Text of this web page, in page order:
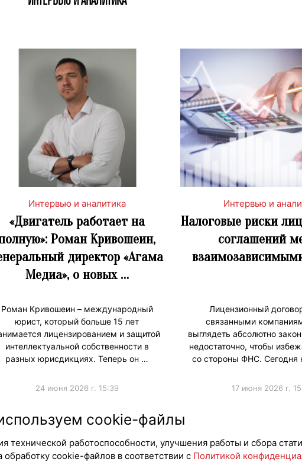
Интервью и аналитика
«Двигатель работает на
Роман Кривошеин,
директор «Агама
Медиа», о новых …
Роман Кривошеин – международный
юрист, который больше 15 лет
лицензированием и защитой
интеллектуальной собственности в
разных юрисдикциях. Теперь он …
24 июня 2026 г. 15:39
Интервью и
Налоговые риски
соглашений
Лицензионный
связанными
выглядеть абсолютно
недостаточно, чтобы
со стороны ФНС. Сегодня
17 июня 2026 г.
cookie-файлы
работоспособности, улучшения работы и сбора
cookie-файлов в соответствии с Политикой